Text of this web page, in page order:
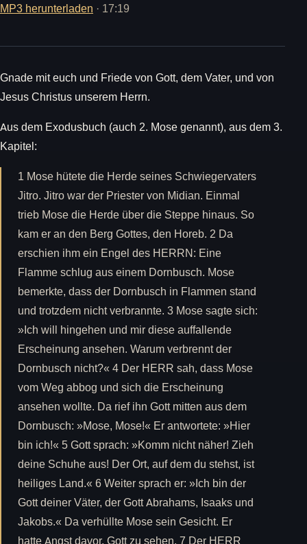
MP3 herunterladen · 17:19
Gnade mit euch und Friede von Gott, dem Vater, und von
Jesus Christus unserem Herrn.
Aus dem Exodusbuch (auch 2. Mose genannt), aus dem 3.
Kapitel:
1 Mose hütete die Herde seines Schwiegervaters
Jitro. Jitro war der Priester von Midian. Einmal
trieb Mose die Herde über die Steppe hinaus. So
kam er an den Berg Gottes, den Horeb. 2 Da
erschien ihm ein Engel des HERRN: Eine
Flamme schlug aus einem Dornbusch. Mose
bemerkte, dass der Dornbusch in Flammen stand
und trotzdem nicht verbrannte. 3 Mose sagte sich:
»Ich will hingehen und mir diese auffallende
Erscheinung ansehen. Warum verbrennt der
Dornbusch nicht?« 4 Der HERR sah, dass Mose
vom Weg abbog und sich die Erscheinung
ansehen wollte. Da rief ihn Gott mitten aus dem
Dornbusch: »Mose, Mose!« Er antwortete: »Hier
bin ich!« 5 Gott sprach: »Komm nicht näher! Zieh
deine Schuhe aus! Der Ort, auf dem du stehst, ist
heiliges Land.« 6 Weiter sprach er: »Ich bin der
Gott deiner Väter, der Gott Abrahams, Isaaks und
Jakobs.« Da verhüllte Mose sein Gesicht. Er
hatte Angst davor, Gott zu sehen. 7 Der HERR